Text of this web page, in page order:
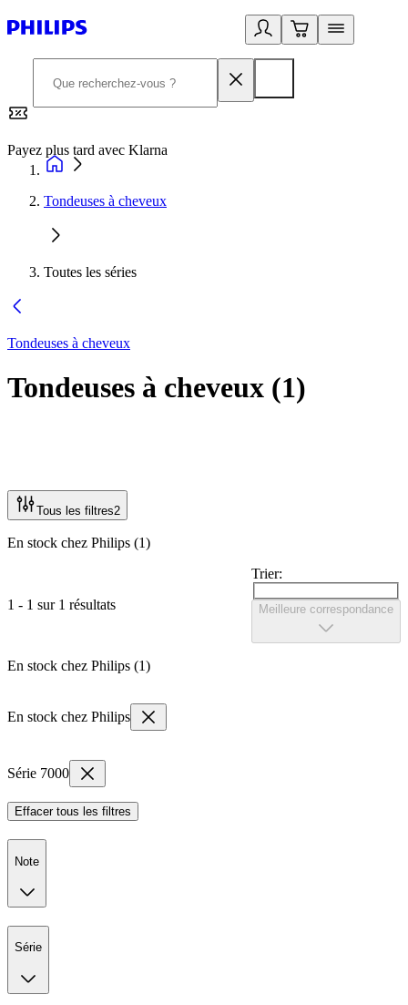
Payez plus tard avec Klarna
Tondeuses à cheveux
Toutes les séries
Tondeuses à cheveux
Tondeuses à cheveux (1)
Tous les filtres2
En stock chez Philips (1)
1 - 1 sur 1 résultats
Trier:
Meilleure correspondance
En stock chez Philips (1)
En stock chez Philips
Série 7000
Effacer tous les filtres
Note
Série